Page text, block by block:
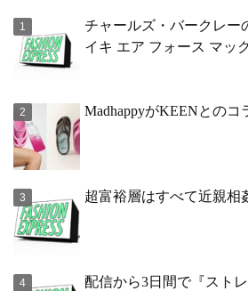
チャールズ・バークレー
イキ エア フォース マッ
MadhappyがKEENとの
超富裕層はすべて近親相
配信から3日間で『スト